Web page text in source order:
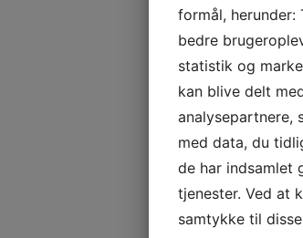
formål, herunder:
bedre
statistik og
kan blive delt
analysepartnere,
med data, du
de har indsamlet
tjenester. Ved at
samtykke til